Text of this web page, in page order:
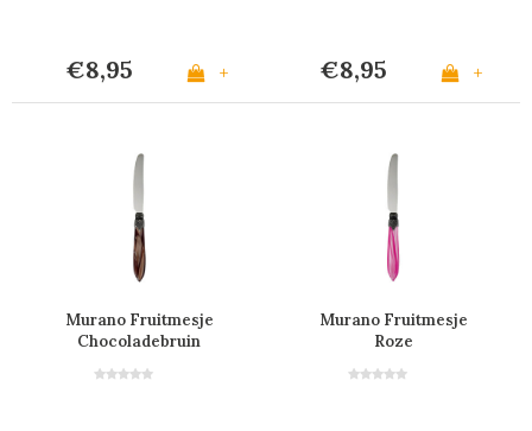
€8,95 + €8,95 +
Murano Fruitmesje
Chocoladebruin
Murano Fruitmesje
Roze